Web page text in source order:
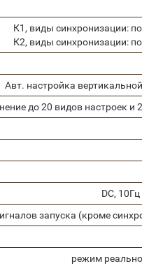
К1, виды синхронизации:
К2, виды синхронизации:
Авт. настройка
до 20 видов настроек
DC,
запуска (кроме
режим